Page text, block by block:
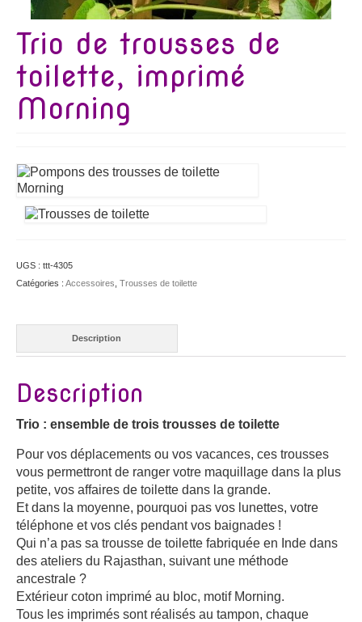
Trio de trousses de
toilette, imprimé
Morning
UGS : ttt-4305
Catégories : Accessoires Trousses de toilette
Description
Description
Trio : ensemble de trois trousses de toilette
Pour vos déplacements ou vos vacances, ces trousses
vous permettront de ranger votre maquillage dans la plus
petite, vos affaires de toilette dans la grande.
Et dans la moyenne, pourquoi pas vos lunettes, votre
téléphone et vos clés pendant vos baignades !
Qui n’a pas sa trousse de toilette fabriquée en Inde dans
des ateliers du Rajasthan, suivant une méthode
ancestrale ?
Extérieur coton imprimé au bloc, motif Morning.
Tous les imprimés sont réalisés au tampon, chaque